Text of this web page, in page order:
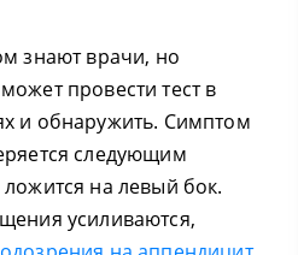
знают врачи, но
провести тест в
и обнаружить. Симптом
следующим
на левый бок.
усиливаются,